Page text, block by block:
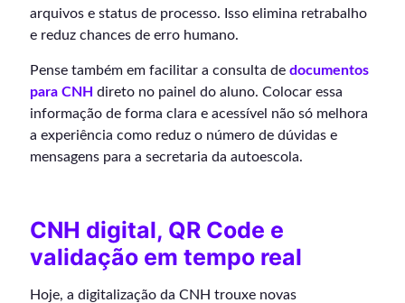
arquivos e status de processo. Isso elimina retrabalho
e reduz chances de erro humano.
Pense também em facilitar a consulta de documentos
para CNH direto no painel do aluno. Colocar essa
informação de forma clara e acessível não só melhora
a experiência como reduz o número de dúvidas e
mensagens para a secretaria da autoescola.
CNH digital, QR Code e
validação em tempo real
Hoje, a digitalização da CNH trouxe novas